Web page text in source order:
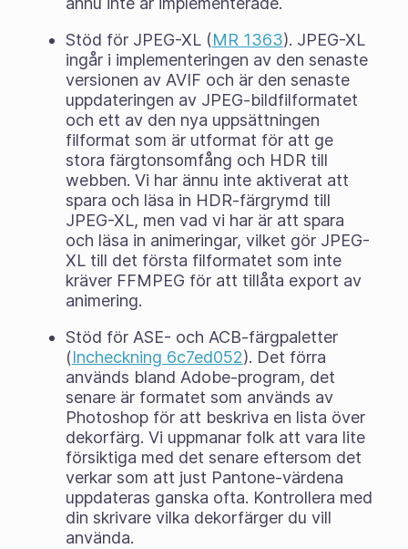
Stöd för JPEG-XL (MR 1363). JPEG-XL
ingår i implementeringen av den senaste
versionen av AVIF och är den senaste
uppdateringen av JPEG-bildfilformatet
och ett av den nya uppsättningen
filformat som är utformat för att ge
stora färgtonsomfång och HDR till
webben. Vi har ännu inte aktiverat att
spara och läsa in HDR-färgrymd till
JPEG-XL, men vad vi har är att spara
och läsa in animeringar, vilket gör JPEG-
XL till det första filformatet som inte
kräver FFMPEG för att tillåta export av
animering.
Stöd för ASE- och ACB-färgpaletter
(Incheckning 6c7ed052). Det förra
används bland Adobe-program, det
senare är formatet som används av
Photoshop för att beskriva en lista över
dekorfärg. Vi uppmanar folk att vara lite
försiktiga med det senare eftersom det
verkar som att just Pantone-värdena
uppdateras ganska ofta. Kontrollera med
din skrivare vilka dekorfärger du vill
använda.